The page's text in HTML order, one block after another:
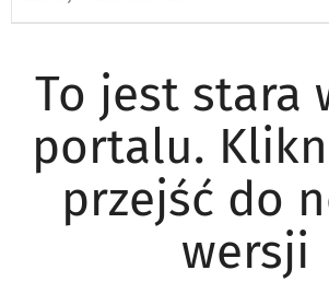
To jest stara
portalu.
przejść do
wersji